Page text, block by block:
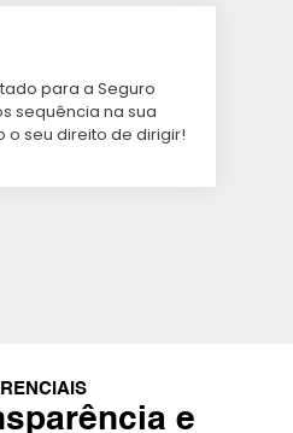
para a Seguro
sequência na sua
o seu direito de dirigir!
e